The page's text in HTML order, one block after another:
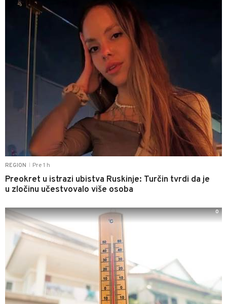
REGION Pre 1 h
Preokret u istrazi ubistva Ruskinje: Turčin tvrdi da je
u zločinu učestvovalo više osoba
0